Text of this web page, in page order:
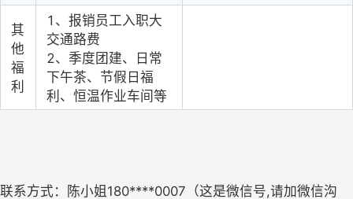
其
他
福
利
1、报销员工入职大
交通路费
2、季度团建、日常
下午茶、节假日福
利、恒温作业车间等
联系方式：陈小姐180****0007（这是微信号,请加微信沟